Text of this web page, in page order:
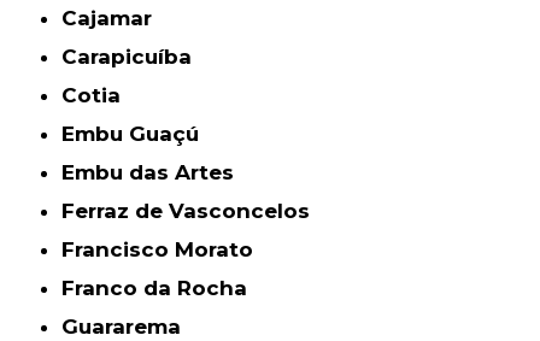
Cajamar
Carapicuíba
Cotia
Embu Guaçú
Embu das Artes
Ferraz de Vasconcelos
Francisco Morato
Franco da Rocha
Guararema